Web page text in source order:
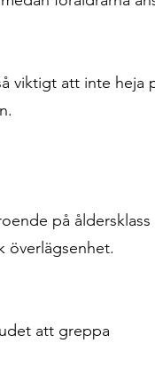
viktigt att inte heja
på åldersklass
överlägsenhet.
att greppa